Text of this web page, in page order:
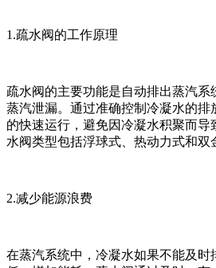
1.疏水阀的工作原理
疏水阀的主要功能是自动排出蒸汽系
蒸汽泄漏。通过准确控制冷凝水的排
的快速运行，避免因冷凝水积聚而
水阀类型包括浮球式、热动力式和双
2.减少能源浪费
在蒸汽系统中，冷凝水如果不能及时